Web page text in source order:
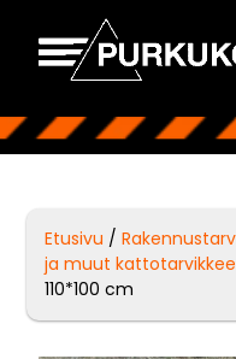
Etusivu /
ja muut
110*100 cm